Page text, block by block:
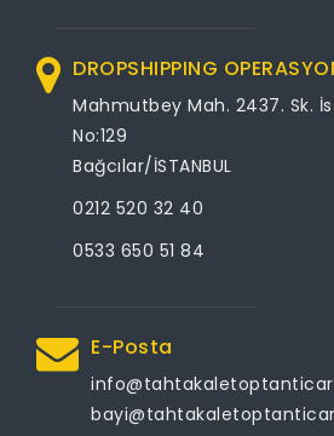
DROPSHIPPING
Mahmutbey Mah. 2437. Sk.
No:129
Bağcılar/İSTANBUL
0212 520 32 40
0533 650 51 84
E-Posta